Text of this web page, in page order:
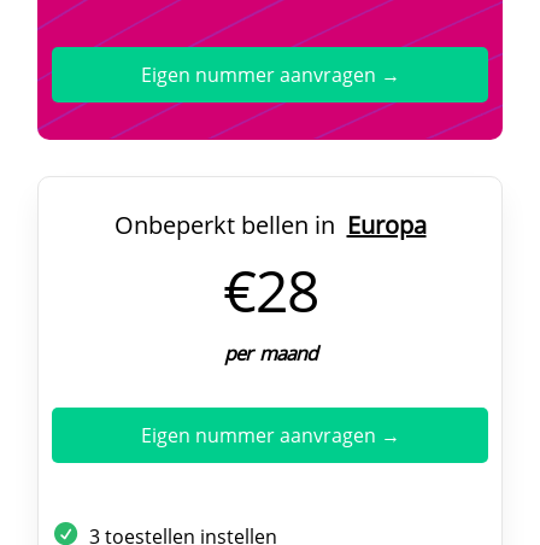
Eigen nummer aanvragen →
Onbeperkt bellen in Europa
€28
per maand
Eigen nummer aanvragen →
3 toestellen instellen